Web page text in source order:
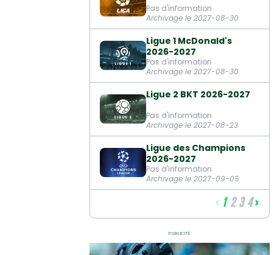
Pas d'information
Archivage le 2027-08-30
Ligue 1 McDonald's
2026-2027
Pas d'information
Archivage le 2027-08-30
Ligue 2 BKT 2026-2027
Pas d'information
Archivage le 2027-08-23
Ligue des Champions
2026-2027
Pas d'information
Archivage le 2027-09-05
‹ 1 2 3 4 ›
Publicité